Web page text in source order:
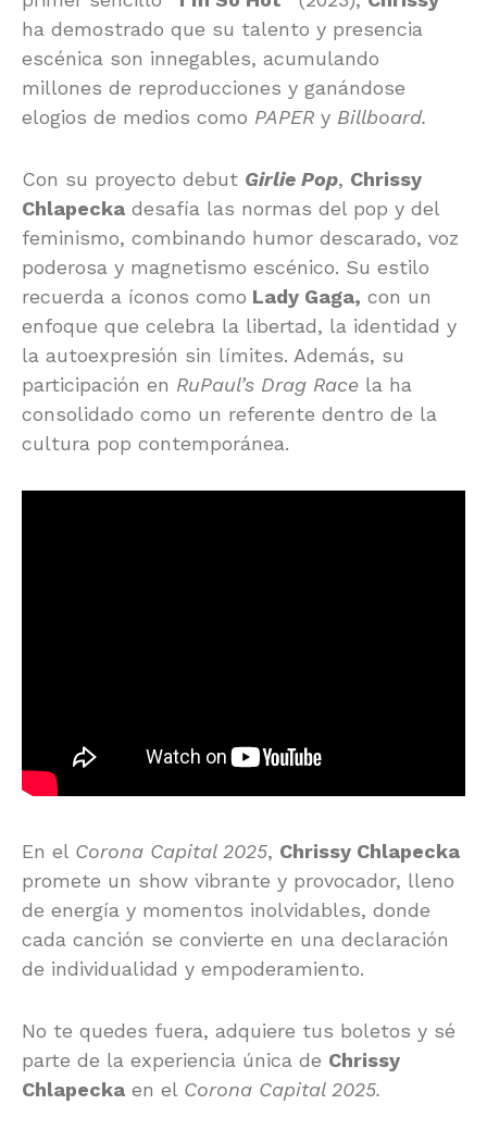
ha demostrado que su talento y presencia
escénica son innegables, acumulando
millones de reproducciones y ganándose
elogios de medios como PAPER y Billboard.
Con su proyecto debut Girlie Pop, Chrissy
Chlapecka desafía las normas del pop y del
feminismo, combinando humor descarado, voz
poderosa y magnetismo escénico. Su estilo
recuerda a íconos como Lady Gaga, con un
enfoque que celebra la libertad, la identidad y
la autoexpresión sin límites. Además, su
participación en RuPaul’s Drag Race la ha
consolidado como un referente dentro de la
cultura pop contemporánea.
En el Corona Capital 2025, Chrissy Chlapecka
promete un show vibrante y provocador, lleno
de energía y momentos inolvidables, donde
cada canción se convierte en una declaración
de individualidad y empoderamiento.
No te quedes fuera, adquiere tus boletos y sé
parte de la experiencia única de Chrissy
Chlapecka en el Corona Capital 2025.